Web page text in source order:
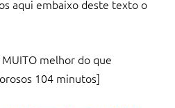
aqui embaixo deste texto o
melhor do que
104 minutos]